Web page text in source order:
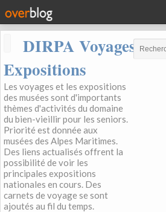
DIRPA Voyages,
Expositions
Les voyages et les expositions
des musées sont d'importants
thèmes d'activités du domaine
du bien-vieillir pour les seniors.
Priorité est donnée aux
musées des Alpes Maritimes.
Des liens actualisés offrent la
possibilité de voir les
principales expositions
nationales en cours. Des
carnets de voyage se sont
ajoutés au fil du temps.